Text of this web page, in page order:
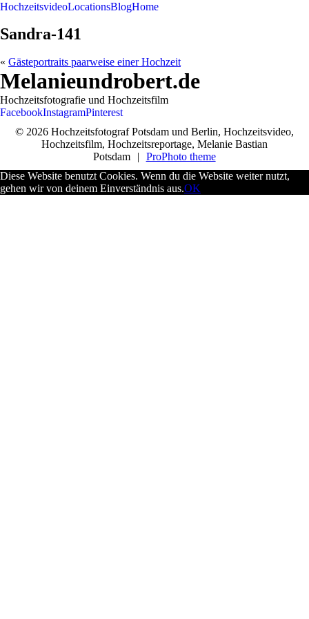
HochzeitsvideoLocationsBlogHome
Sandra-141
« Gästeportraits paarweise einer Hochzeit
Melanieundrobert.de
Hochzeitsfotografie und Hochzeitsfilm
FacebookInstagramPinterest
© 2026 Hochzeitsfotograf Potsdam und Berlin, Hochzeitsvideo,
Hochzeitsfilm, Hochzeitsreportage, Melanie Bastian
Potsdam
|
ProPhoto theme
Diese Website benutzt Cookies. Wenn du die Website weiter nutzt,
gehen wir von deinem Einverständnis aus.OK